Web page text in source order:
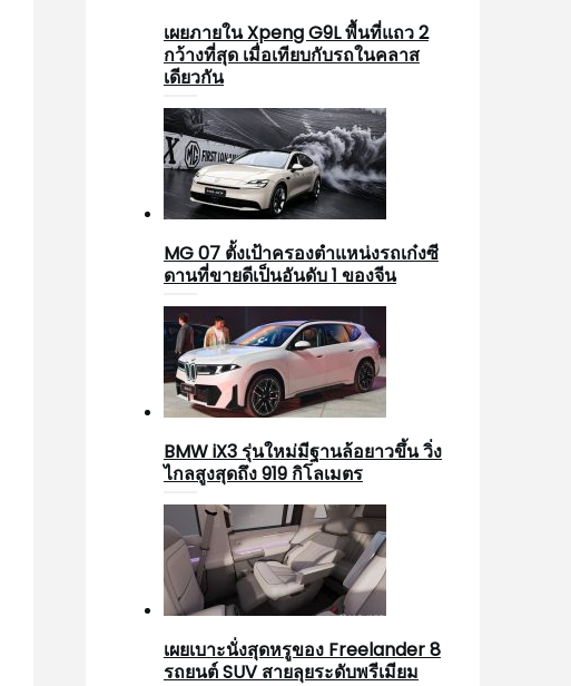
เผยภายใน Xpeng G9L พื้นที่แถว 2
กว้างที่สุด เมื่อเทียบกับรถในคลาส
เดียวกัน
MG 07 ตั้งเป้าครองตำแหน่งรถเก๋งซี
ดานที่ขายดีเป็นอันดับ 1 ของจีน
BMW iX3 รุ่นใหม่มีฐานล้อยาวขึ้น วิ่ง
ไกลสูงสุดถึง 919 กิโลเมตร
เผยเบาะนั่งสุดหรูของ Freelander 8
รถยนต์ SUV สายลุยระดับพรีเมียม